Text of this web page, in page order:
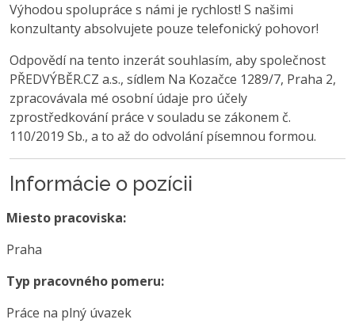
Výhodou spolupráce s námi je rychlost! S našimi
konzultanty absolvujete pouze telefonický pohovor!
Odpovědí na tento inzerát souhlasím, aby společnost
PŘEDVÝBĚR.CZ a.s., sídlem Na Kozačce 1289/7, Praha 2,
zpracovávala mé osobní údaje pro účely
zprostředkování práce v souladu se zákonem č.
110/2019 Sb., a to až do odvolání písemnou formou.
Informácie o pozícii
Miesto pracoviska:
Praha
Typ pracovného pomeru:
Práce na plný úvazek